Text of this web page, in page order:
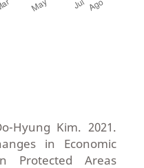
Hyung Kim. 2021.
in Economic
Protected Areas